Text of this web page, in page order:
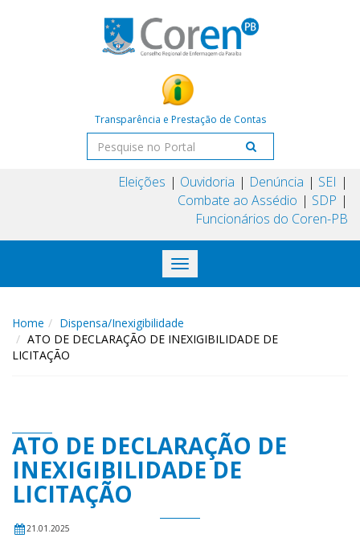
Transparência e Prestação de Contas
Eleições Ouvidoria Denúncia
SEI
Combate ao Assédio
SDP
Funcionários do Coren-PB
Toggle
navigation
Home
Dispensa/Inexigibilidade
ATO DE DECLARAÇÃO DE INEXIGIBILIDADE DE
LICITAÇÃO
ATO DE DECLARAÇÃO DE
INEXIGIBILIDADE DE
LICITAÇÃO
21.01.2025